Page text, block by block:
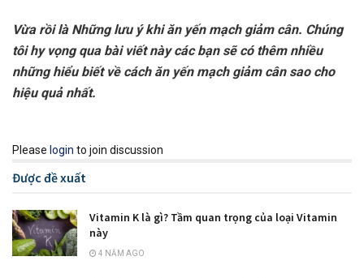
Vừa rồi là Những lưu ý khi ăn yến mạch giảm cân. Chúng
tôi hy vọng qua bài viết này các bạn sẽ có thêm nhiều
những hiểu biết về cách ăn yến mạch giảm cân sao cho
hiệu quả nhất.
Please login to join discussion
Được đề xuất
Vitamin K là gì? Tầm quan trọng của loại Vitamin
này
4 NĂM AGO